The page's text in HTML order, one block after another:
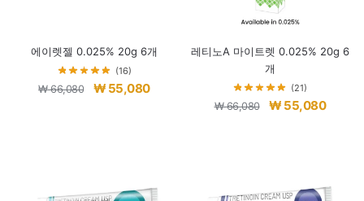
에이렛젤 0.025% 20g 6개
(16)
₩66,080
원
₩ 55,080현
레티노A 마이트렛 0.025% 20g 6
개
(21)
₩66,080
원
₩ 55,080현
₩